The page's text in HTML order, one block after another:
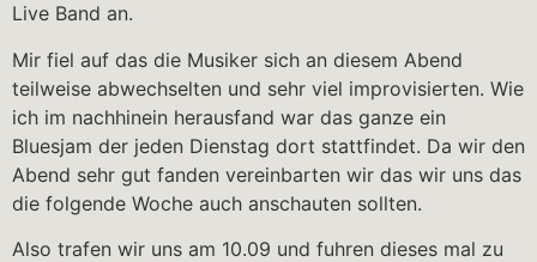
Live Band an.
Mir fiel auf das die Musiker sich an diesem Abend
teilweise abwechselten und sehr viel improvisierten. Wie
ich im nachhinein herausfand war das ganze ein
Bluesjam der jeden Dienstag dort stattfindet. Da wir den
Abend sehr gut fanden vereinbarten wir das wir uns das
die folgende Woche auch anschauten sollten.
Also trafen wir uns am 10.09 und fuhren dieses mal zu